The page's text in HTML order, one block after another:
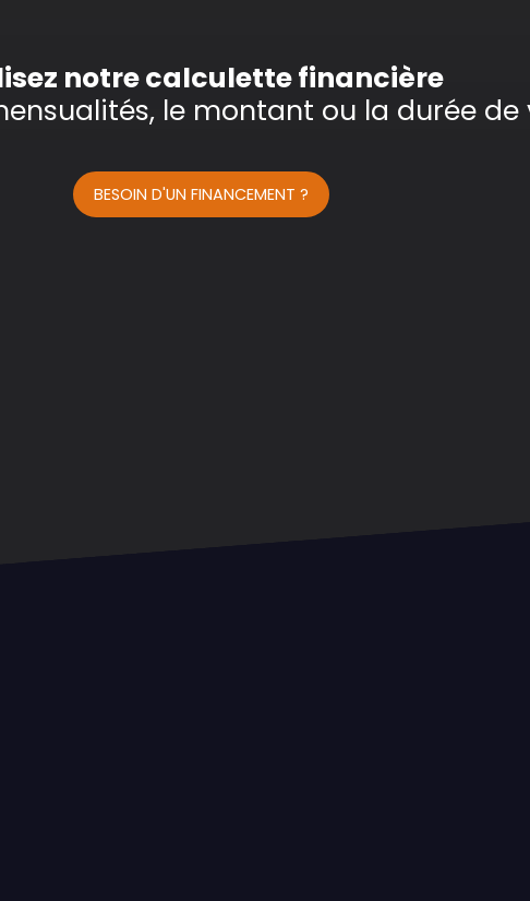
notre calculette financière
le montant ou la durée
BESOIN D'UN FINANCEMENT ?